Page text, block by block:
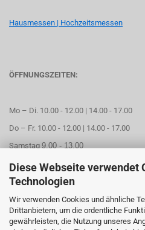
Diese Webseite verwendet
Technologien
Wir verwenden Cookies und ähnliche
Drittanbietern, um die ordentliche
gewährleisten, die Nutzung unseres
Hausmessen | Hochzeitsmessen
ÖFFNUNGSZEITEN:
Mo – Di. 10.00 - 12.00 | 14.00 - 17.00
Do – Fr. 10.00 - 12.00 | 14.00 - 17.00
Samstag 9.00 - 13.00
Mittwoch geschlossen
Online Termin aussuchen